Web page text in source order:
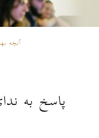
آنچه
پاسخ به